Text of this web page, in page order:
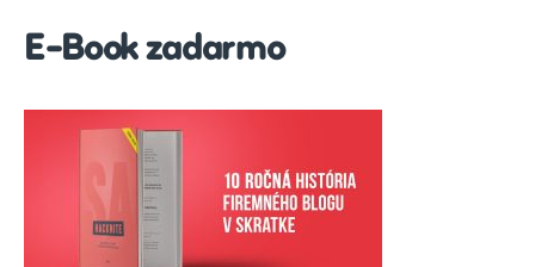
E-Book zadarmo